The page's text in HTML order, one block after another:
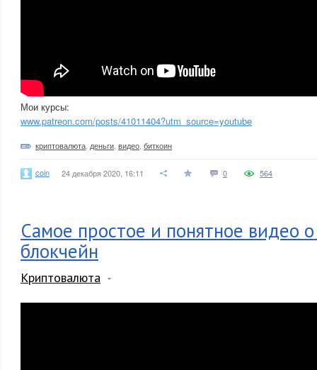
Мои курсы:
www.patreon.com/posts/41011404?utm_source=youtube
криптовалюта деньги видео биткоин
coin 24 декабря 2020, 16:11 0 564
Самое простое и понятное видео
блокчейн
Криптовалюта